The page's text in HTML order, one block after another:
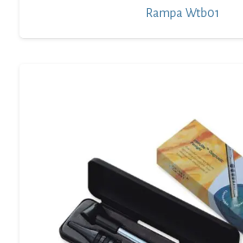
Rampa Wtb01